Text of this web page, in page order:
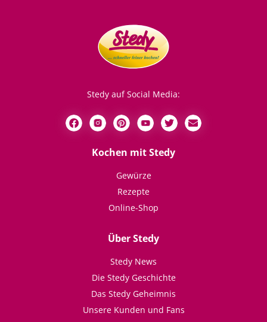
Stedy auf Social Media:
Kochen mit Stedy
Gewürze
Rezepte
Online-Shop
Über Stedy
Stedy News
Die Stedy Geschichte
Das Stedy Geheimnis
Unsere Kunden und Fans